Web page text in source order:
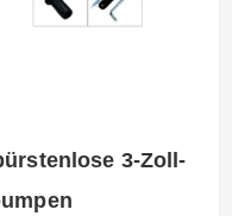
3-Zoll-